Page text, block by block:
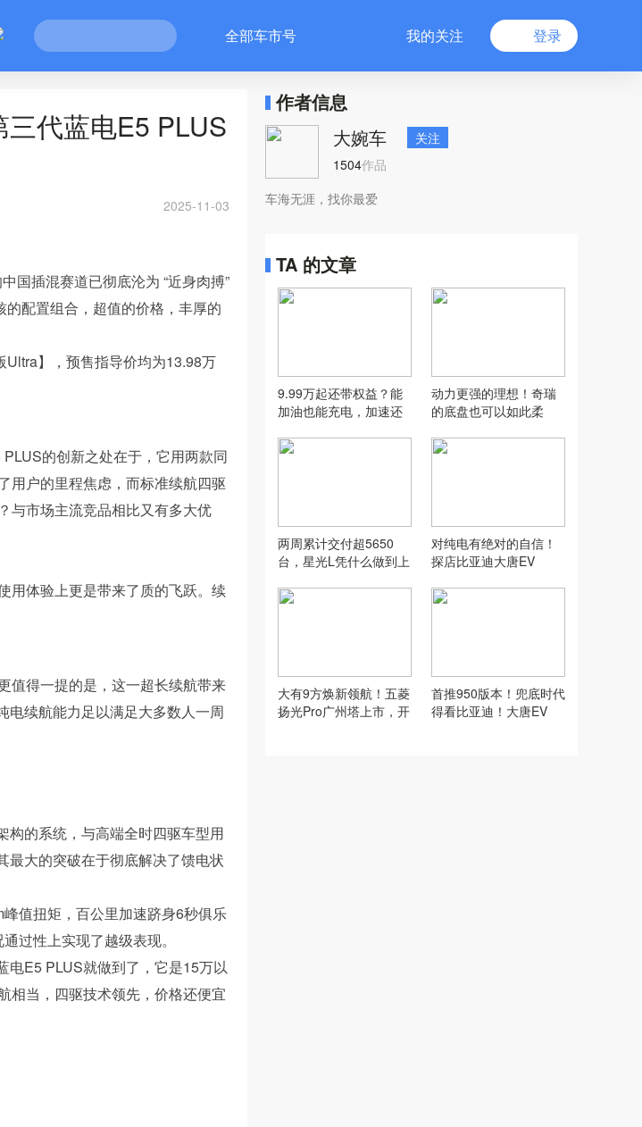
全部车市号 我的关注 登录
代蓝电E5 PLUS
2025-11-03
国插混赛道已彻底沦为 “近身肉搏”
配置组合，超值的价格，丰厚的
】，预售指导价均为13.98万
的创新之处在于，它用两款同
用户的里程焦虑，而标准续航四驱
与市场主流竞品相比又有多大优
用体验上更是带来了质的飞跃。续
值得一提的是，这一超长续航带来
电续航能力足以满足大多数人一周
构的系统，与高端全时四驱车型用
最大的突破在于彻底解决了馈电状
值扭矩，百公里加速跻身6秒俱乐
过性上实现了越级表现。
电E5 PLUS就做到了，它是15万以
相当，四驱技术领先，价格还便宜
作者信息
大婉车
关注
1504作品
车海无涯，找你最爱
TA 的文章
9.99万起还带权益？能
加油也能充电，加速还
动力更强的理想！奇瑞
的底盘也可以如此柔
L
两周累计交付超5650
台，星光L凭什么做到上
对纯电有绝对的自信！
探店比亚迪大唐EV
大有9方焕新领航！五菱
扬光Pro广州塔上市，开
首推950版本！兜底时代
得看比亚迪！大唐EV